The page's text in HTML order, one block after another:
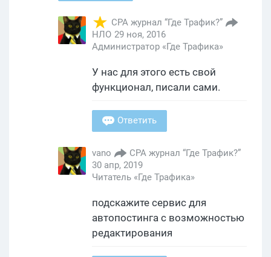
CPA журнал “Где Трафик?”
НЛО 29 ноя, 2016
Администратор «Где Трафика»
У нас для этого есть свой
функционал, писали сами.
Ответить
vano
CPA журнал “Где Трафик?”
30 апр, 2019
Читатель «Где Трафика»
подскажите сервис для
автопостинга с возможностью
редактирования